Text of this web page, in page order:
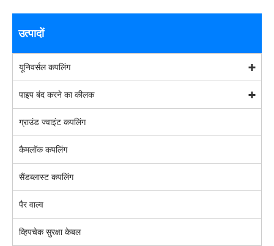
उत्पादों
यूनिवर्सल कपलिंग
पाइप बंद करने का कीलक
ग्राउंड ज्वाइंट कपलिंग
कैमलॉक कपलिंग
सैंडब्लास्ट कपलिंग
पैर वाल्व
व्हिपचेक सुरक्षा केबल